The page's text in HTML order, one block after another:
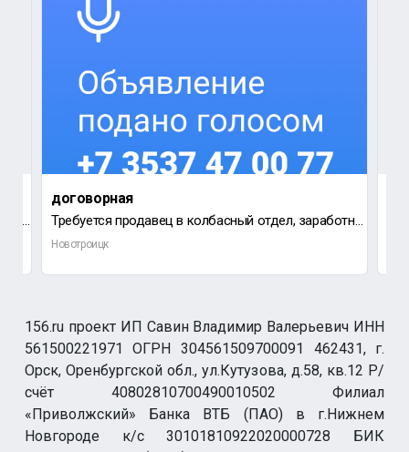
Требуется уборщик ( ца ) в продуктовый магазин на ост.
договорная
Требуется продавец в колбасный отдел, заработная плата от 60 до 90 т.р.
Новотроицк
156.ru проект ИП Савин Владимир Валерьевич ИНН
561500221971 ОГРН 304561509700091 462431, г.
Орск, Оренбургской обл., ул.Кутузова, д.58, кв.12 Р/
счёт 40802810700490010502 Филиал
«Приволжский» Банка ВТБ (ПАО) в г.Нижнем
Новгороде к/с 30101810922020000728 БИК